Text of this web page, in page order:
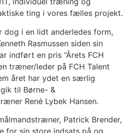
ting i vores fælles projekt.
dog i en lidt anderledes form,
Rasmussen siden sin
indført en pris “Årets FCH
træner/leder på FCH Talent
året har ydet en særlig
til Børne- &
René Lybek Hansen.
Patrick Brender,
for sin store indsats på og